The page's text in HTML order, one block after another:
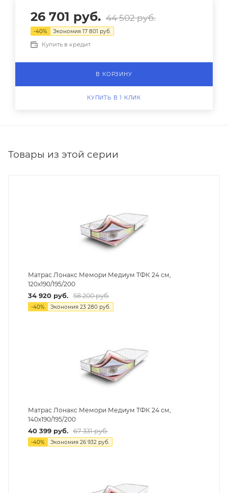
26 701 руб. 44 502руб.
-40% Экономия 17 801 руб.
Купить в кредит
В КОРЗИНУ
КУПИТЬ В 1 КЛИК
Товары из этой серии
Матрас Лонакс Мемори Медиум ТФК 24 см,
120х190/195/200
34 920руб. 58 200руб.
-40% Экономия 23 280руб.
Матрас Лонакс Мемори Медиум ТФК 24 см,
140х190/195/200
40 399руб. 67 331руб.
-40% Экономия 26 932руб.